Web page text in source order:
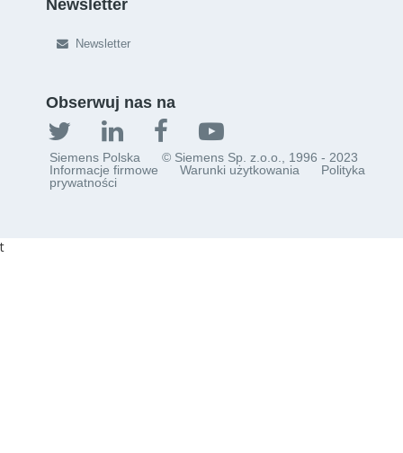
Newsletter
Newsletter
Obserwuj nas na
Siemens Polska
© Siemens Sp. z.o.o., 1996 - 2023
Informacje firmowe
Warunki użytkowania
Polityka
prywatności
t